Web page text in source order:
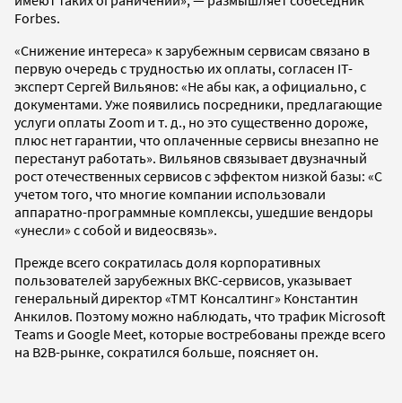
Forbes.
«Снижение интереса» к зарубежным сервисам связано в
первую очередь с трудностью их оплаты, согласен IT-
эксперт Сергей Вильянов: «Не абы как, а официально, с
документами. Уже появились посредники, предлагающие
услуги оплаты Zoom и т. д., но это существенно дороже,
плюс нет гарантии, что оплаченные сервисы внезапно не
перестанут работать». Вильянов связывает двузначный
рост отечественных сервисов с эффектом низкой базы: «С
учетом того, что многие компании использовали
аппаратно-программные комплексы, ушедшие вендоры
«унесли» с собой и видеосвязь».
Прежде всего сократилась доля корпоративных
пользователей зарубежных ВКС-сервисов, указывает
генеральный директор «ТМТ Консалтинг» Константин
Анкилов. Поэтому можно наблюдать, что трафик Microsoft
Teams и Google Meet, которые востребованы прежде всего
на B2B-рынке, сократился больше, поясняет он.